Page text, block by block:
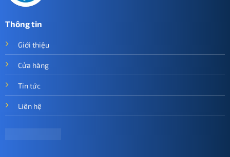
Thông tin
Giới thiệu
Cửa hàng
Tin tức
Liên hệ